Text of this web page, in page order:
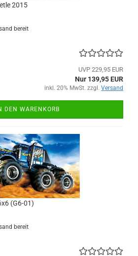
2015
bereit
UVP 229,95 EUR
Nur 139,95 EUR
inkl. 20% MwSt. zzgl. Versand
DEN WARENKORB
(G6-01)
bereit